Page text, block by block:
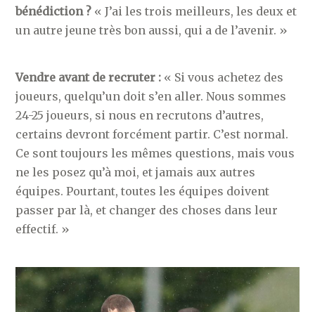
bénédiction ? « J’ai les trois meilleurs, les deux et
un autre jeune très bon aussi, qui a de l’avenir. »
Vendre avant de recruter : « Si vous achetez des
joueurs, quelqu’un doit s’en aller. Nous sommes
24-25 joueurs, si nous en recrutons d’autres,
certains devront forcément partir. C’est normal.
Ce sont toujours les mêmes questions, mais vous
ne les posez qu’à moi, et jamais aux autres
équipes. Pourtant, toutes les équipes doivent
passer par là, et changer des choses dans leur
effectif. »